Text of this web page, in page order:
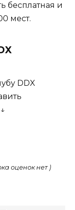
бесплатная и
мест.
DDX
оценок нет )